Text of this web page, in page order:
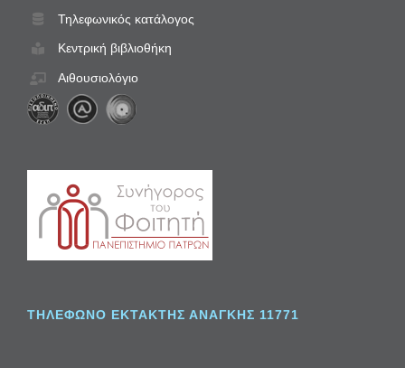
Τηλεφωνικός κατάλογος
Κεντρική βιβλιοθήκη
Αιθουσιολόγιο
ΤΗΛΈΦΩΝΟ ΈΚΤΑΚΤΗΣ ΑΝΆΓΚΗΣ 11771